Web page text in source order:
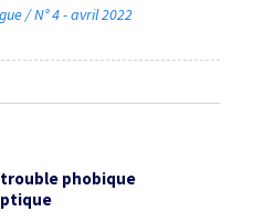
/ N° 4 - avril 2022
trouble phobique